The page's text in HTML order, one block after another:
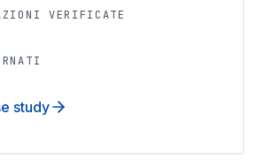
VERIFICATE
study